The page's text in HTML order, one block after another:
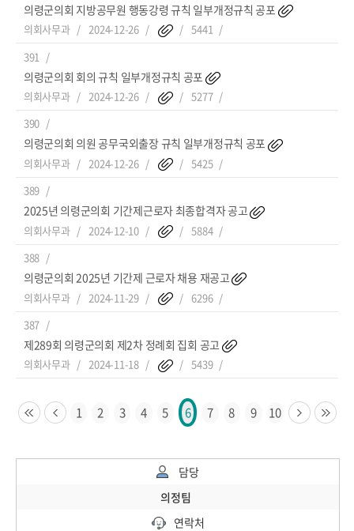
의령군의회 지방공무원 행동강령 규칙 일부개정규칙 공포
의회사무과 2024-12-26
5441
391
의령군의회 회의 규칙 일부개정규칙 공포
의회사무과 2024-12-26
5277
390
의령군의회 의원 공무국외출장 규칙 일부개정규칙 공포
의회사무과 2024-12-26
5425
389
2025년 의령군의회 기간제근로자 최종합격자 공고
의회사무과 2024-12-10
5884
388
의령군의회 2025년 기간제 근로자 채용 재공고
의회사무과 2024-11-29
6296
387
제289회 의령군의회 제2차 정례회 집회 공고
의회사무과 2024-11-18 5439
1 2 3 4 5 6 7 8 9 10
담당
의정팀
연락처